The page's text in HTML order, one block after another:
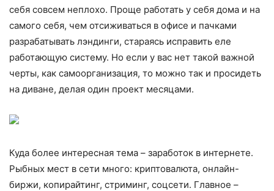
себя совсем неплохо. Проще работать у себя дома и на
самого себя, чем отсиживаться в офисе и пачками
разрабатывать лэндинги, стараясь исправить еле
работающую систему. Но если у вас нет такой важной
черты, как са­моорганизация, то можно так и просидеть
на диване, делая один проект месяцами.
Куда более интересная тема – зарабо­ток в интернете.
Рыбных мест в сети много: криптовалюта, онлайн-
биржи, копирай­тинг, стриминг, соцсети. Главное –